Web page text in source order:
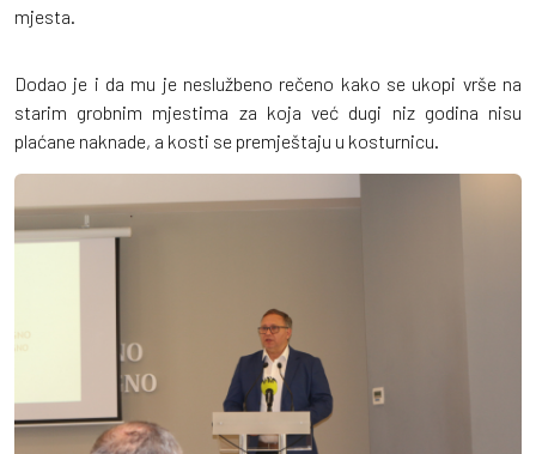
mjesta.
Dodao je i da mu je neslužbeno rečeno kako se ukopi vrše na
starim grobnim mjestima za koja već dugi niz godina nisu
plaćane naknade, a kosti se premještaju u kosturnicu.